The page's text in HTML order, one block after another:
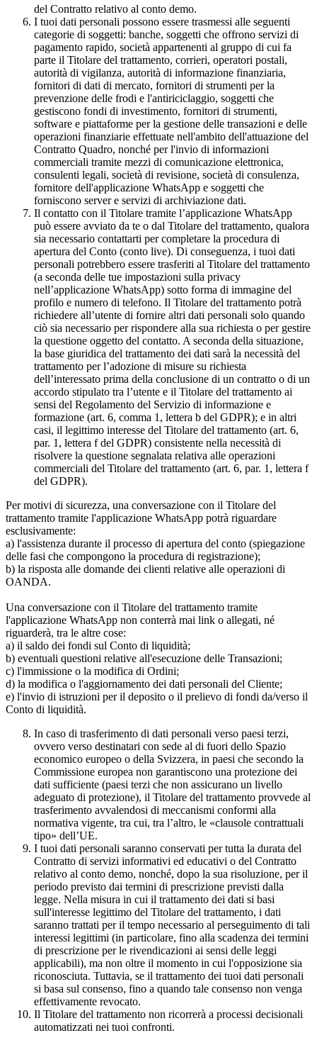
del Contratto relativo al conto demo.
I tuoi dati personali possono essere trasmessi alle seguenti
categorie di soggetti: banche, soggetti che offrono servizi di
pagamento rapido, società appartenenti al gruppo di cui fa
parte il Titolare del trattamento, corrieri, operatori postali,
autorità di vigilanza, autorità di informazione finanziaria,
fornitori di dati di mercato, fornitori di strumenti per la
prevenzione delle frodi e l'antiriciclaggio, soggetti che
gestiscono fondi di investimento, fornitori di strumenti,
software e piattaforme per la gestione delle transazioni e delle
operazioni finanziarie effettuate nell'ambito dell'attuazione del
Contratto Quadro, nonché per l'invio di informazioni
commerciali tramite mezzi di comunicazione elettronica,
consulenti legali, società di revisione, società di consulenza,
fornitore dell'applicazione WhatsApp e soggetti che
forniscono server e servizi di archiviazione dati.
Il contatto con il Titolare tramite l’applicazione WhatsApp
può essere avviato da te o dal Titolare del trattamento, qualora
sia necessario contattarti per completare la procedura di
apertura del Conto (conto live). Di conseguenza, i tuoi dati
personali potrebbero essere trasferiti al Titolare del trattamento
(a seconda delle tue impostazioni sulla privacy
nell’applicazione WhatsApp) sotto forma di immagine del
profilo e numero di telefono. Il Titolare del trattamento potrà
richiedere all’utente di fornire altri dati personali solo quando
ciò sia necessario per rispondere alla sua richiesta o per gestire
la questione oggetto del contatto. A seconda della situazione,
la base giuridica del trattamento dei dati sarà la necessità del
trattamento per l’adozione di misure su richiesta
dell’interessato prima della conclusione di un contratto o di un
accordo stipulato tra l’utente e il Titolare del trattamento ai
sensi del Regolamento del Servizio di informazione e
formazione (art. 6, comma 1, lettera b del GDPR); e in altri
casi, il legittimo interesse del Titolare del trattamento (art. 6,
par. 1, lettera f del GDPR) consistente nella necessità di
risolvere la questione segnalata relativa alle operazioni
commerciali del Titolare del trattamento (art. 6, par. 1, lettera f
del GDPR).
Per motivi di sicurezza, una conversazione con il Titolare del
trattamento tramite l'applicazione WhatsApp potrà riguardare
esclusivamente:
a) l'assistenza durante il processo di apertura del conto (spiegazione
delle fasi che compongono la procedura di registrazione);
b) la risposta alle domande dei clienti relative alle operazioni di
OANDA.
Una conversazione con il Titolare del trattamento tramite
l'applicazione WhatsApp non conterrà mai link o allegati, né
riguarderà, tra le altre cose:
a) il saldo dei fondi sul Conto di liquidità;
b) eventuali questioni relative all'esecuzione delle Transazioni;
c) l'immissione o la modifica di Ordini;
d) la modifica o l'aggiornamento dei dati personali del Cliente;
e) l'invio di istruzioni per il deposito o il prelievo di fondi da/verso il
Conto di liquidità.
In caso di trasferimento di dati personali verso paesi terzi,
ovvero verso destinatari con sede al di fuori dello Spazio
economico europeo o della Svizzera, in paesi che secondo la
Commissione europea non garantiscono una protezione dei
dati sufficiente (paesi terzi che non assicurano un livello
adeguato di protezione), il Titolare del trattamento provvede al
trasferimento avvalendosi di meccanismi conformi alla
normativa vigente, tra cui, tra l’altro, le «clausole contrattuali
tipo» dell’UE.
I tuoi dati personali saranno conservati per tutta la durata del
Contratto di servizi informativi ed educativi o del Contratto
relativo al conto demo, nonché, dopo la sua risoluzione, per il
periodo previsto dai termini di prescrizione previsti dalla
legge. Nella misura in cui il trattamento dei dati si basi
sull'interesse legittimo del Titolare del trattamento, i dati
saranno trattati per il tempo necessario al perseguimento di tali
interessi legittimi (in particolare, fino alla scadenza dei termini
di prescrizione per le rivendicazioni ai sensi delle leggi
applicabili), ma non oltre il momento in cui l'opposizione sia
riconosciuta. Tuttavia, se il trattamento dei tuoi dati personali
si basa sul consenso, fino a quando tale consenso non venga
effettivamente revocato.
Il Titolare del trattamento non ricorrerà a processi decisionali
automatizzati nei tuoi confronti.